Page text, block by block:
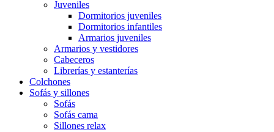
Juveniles
Dormitorios juveniles
Dormitorios infantiles
Armarios juveniles
Armarios y vestidores
Cabeceros
Librerías y estanterías
Colchones
Sofás y sillones
Sofás
Sofás cama
Sillones relax